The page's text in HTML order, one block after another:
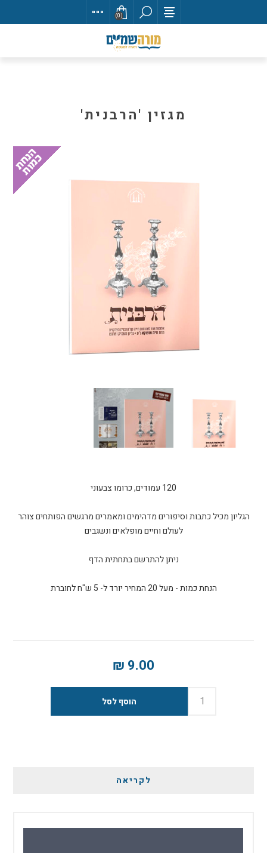
(0)
מגזין 'הרבנית'
120 עמודים, כרומו צבעוני
הגליון מכיל כתבות וסיפורים מדהימים ומאמרים מרגשים הפותחים צוהר
לעולם וחיים מופלאים ונשגבים
ניתן להתרשם בתחתית הדף
הנחת כמות - מעל 20 המחיר יורד ל- 5 ש"ח לחוברת
9.00 ₪
לקריאה